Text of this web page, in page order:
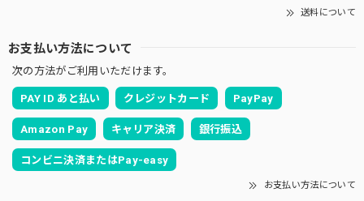
送料について
お支払い方法について
次の方法がご利用いただけます。
PAY ID あと払い クレジットカード PayPay
Amazon Pay キャリア決済 銀行振込
コンビニ決済またはPay-easy
お支払い方法について